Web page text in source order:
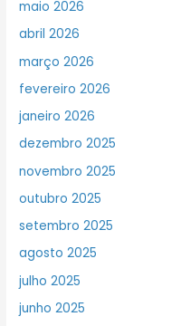
maio 2026
abril 2026
março 2026
fevereiro 2026
janeiro 2026
dezembro 2025
novembro 2025
outubro 2025
setembro 2025
agosto 2025
julho 2025
junho 2025